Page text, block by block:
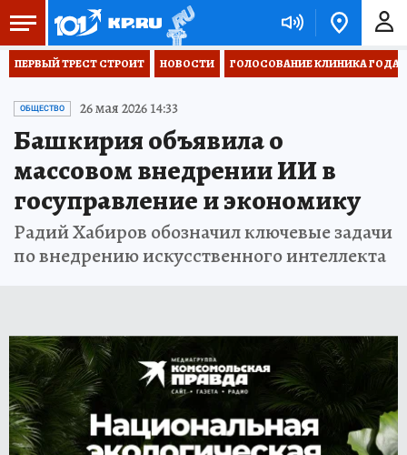
ПЕРВЫЙ ТРЕСТ СТРОИТ НОВОСТИ ГОЛОСОВАНИЕ КЛИНИКА ГОДА
ОБЩЕСТВО 26 мая 2026 14:33
Башкирия объявила о
массовом внедрении ИИ в
госуправление и экономику
Радий Хабиров обозначил ключевые задачи
по внедрению искусственного интеллекта